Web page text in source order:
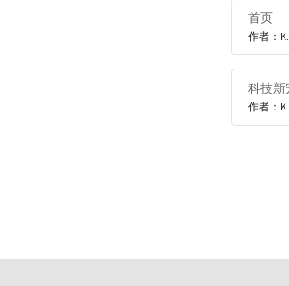
首页
作者：
科技新
作者：